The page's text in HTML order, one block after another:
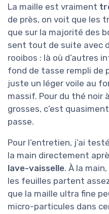
La maille est vraiment
de près, on voit que les
que sur la majorité des
sent tout de suite avec
rooibos : là où d’autres
fond de tasse rempli de
juste un léger voile au
massif. Pour du thé noir
grosses, c’est
passe.
Pour l’entretien, j’ai
la main directement
lave-vaisselle. À la
les feuilles partent
que la maille ultra fine
micro-particules dans